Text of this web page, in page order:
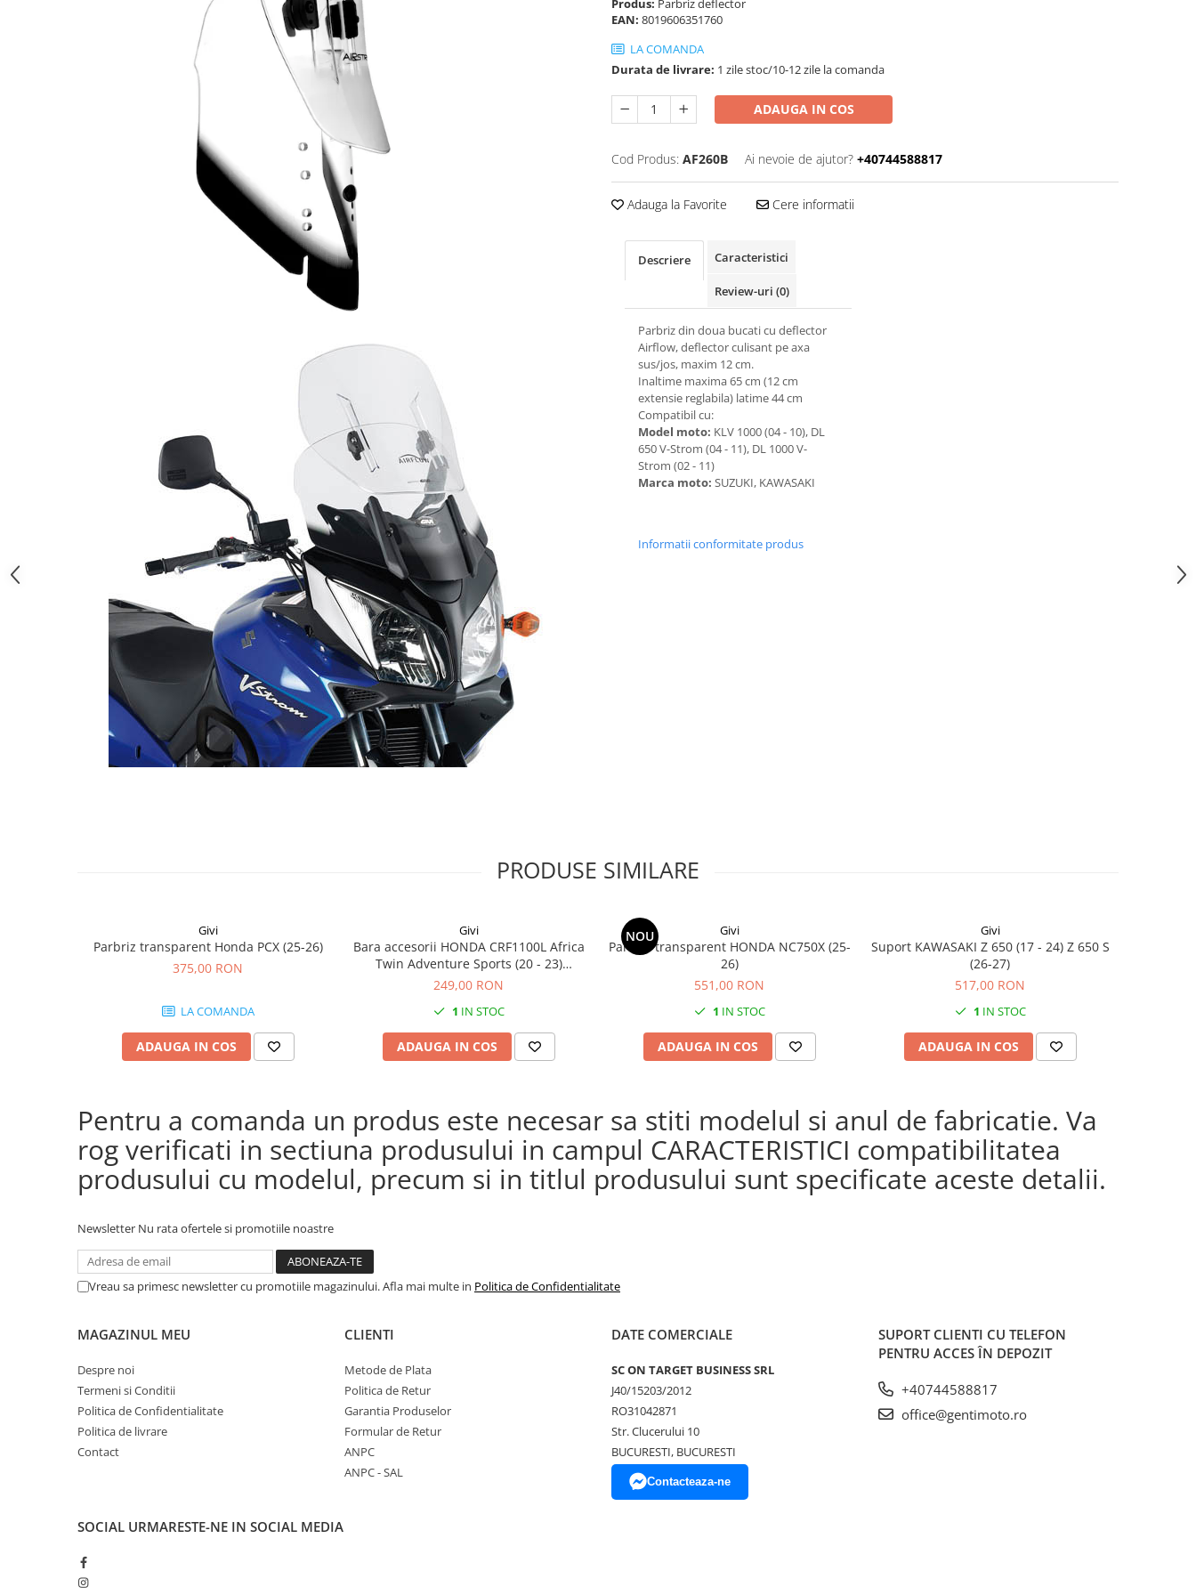
Produs: Parbriz deflector
EAN: 8019606351760
LA COMANDA
Durata de livrare: 1 zile stoc/10-12 zile la comanda
ADAUGA IN COS
Cod Produs: AF260B Ai nevoie de ajutor? +40744588817
Adauga la Favorite Cere informatii
Descriere Caracteristici
Review-uri (0)
Parbriz din doua bucati cu deflector
Airflow, deflector culisant pe axa
sus/jos, maxim 12 cm.
Inaltime maxima 65 cm (12 cm
extensie reglabila) latime 44 cm
Compatibil cu:
Model moto: KLV 1000 (04 - 10), DL
650 V-Strom (04 - 11), DL 1000 V-
Strom (02 - 11)
Marca moto: SUZUKI, KAWASAKI
Informatii conformitate produs
PRODUSE SIMILARE
Givi
Parbriz transparent Honda PCX (25-26)
375,00 RON
LA COMANDA
ADAUGA IN COS
Givi
Bara accesorii HONDA CRF1100L Africa
Twin Adventure Sports (20 - 23)
CRF1100L Africa Twin Adventure Sports
CRF1100L Africa Twin (20 - 23)
249,00 RON
1 IN STOC
ADAUGA IN COS
NOU Givi
Parbriz transparent HONDA NC750X (25-
26)
551,00 RON
1 IN STOC
ADAUGA IN COS
Givi
Suport KAWASAKI Z 650 (17 - 24) Z 650 S
(26-27)
517,00 RON
1 IN STOC
ADAUGA IN COS
Pentru a comanda un produs este necesar sa stiti modelul si anul de fabricatie. Va
rog verificati in sectiuna produsului in campul CARACTERISTICI compatibilitatea
produsului cu modelul, precum si in titlul produsului sunt specificate aceste detalii.
Newsletter Nu rata ofertele si promotiile noastre
Vreau sa primesc newsletter cu promotiile magazinului. Afla mai multe in Politica de Confidentialitate
MAGAZINUL MEU
Despre noi
Termeni si Conditii
Politica de Confidentialitate
Politica de livrare
Contact
CLIENTI
Metode de Plata
Politica de Retur
Garantia Produselor
Formular de Retur
ANPC
ANPC - SAL
DATE COMERCIALE
SC ON TARGET BUSINESS SRL
J40/15203/2012
RO31042871
Str. Clucerului 10
BUCURESTI, BUCURESTI
Contacteaza-ne
SUPORT CLIENTI CU TELEFON
PENTRU ACCES ÎN DEPOZIT
+40744588817
office@gentimoto.ro
SOCIAL URMARESTE-NE IN SOCIAL MEDIA